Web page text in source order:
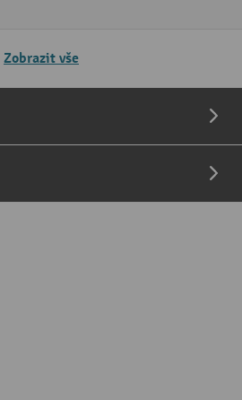
Zobrazit vše